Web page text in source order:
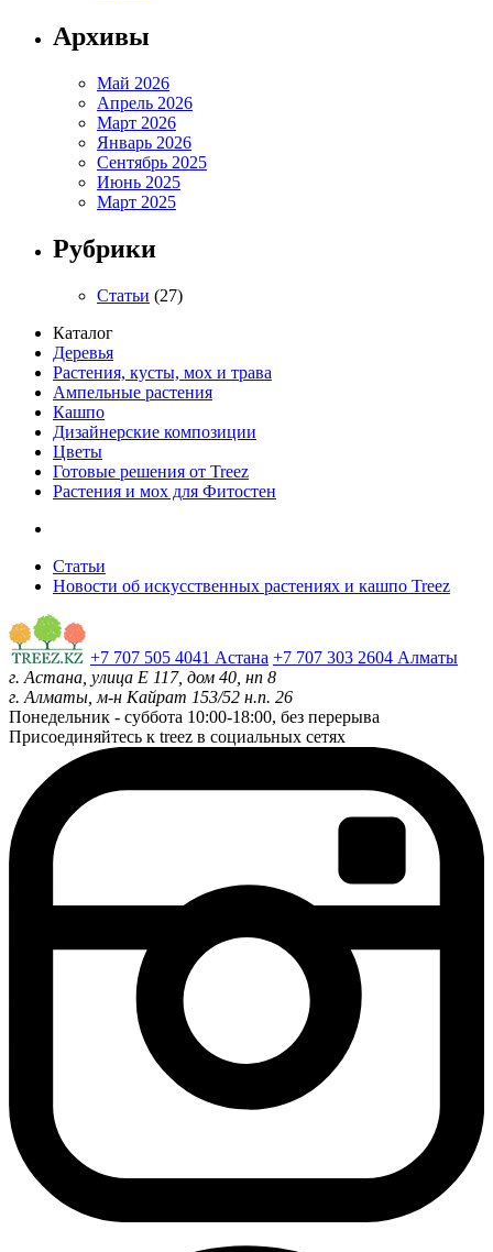
Архивы
Май 2026
Апрель 2026
Март 2026
Январь 2026
Сентябрь 2025
Июнь 2025
Март 2025
Рубрики
Статьи (27)
Каталог
Деревья
Растения, кусты, мох и трава
Ампельные растения
Кашпо
Дизайнерские композиции
Цветы
Готовые решения от Treez
Растения и мох для Фитостен
Статьи
Новости об искусственных растениях и кашпо Treez
+7 707 505 4041 Астана +7 707 303 2604 Алматы
г. Астана, улица Е 117, дом 40, нп 8
г. Алматы, м-н Кайрат 153/52 н.п. 26
Понедельник - суббота 10:00-18:00, без перерыва
Присоединяйтесь к treez в социальных сетях